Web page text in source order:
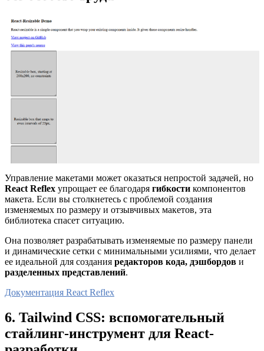
Управление макетами может оказаться непростой задачей, но
React Reflex упрощает ее благодаря гибкости компонентов
макета. Если вы столкнетесь с проблемой создания
изменяемых по размеру и отзывчивых макетов, эта
библиотека спасет ситуацию.
Она позволяет разрабатывать изменяемые по размеру панели
и динамические сетки с минимальными усилиями, что делает
ее идеальной для создания редакторов кода, дэшбордов и
разделенных представлений.
Документация React Reflex
6. Tailwind CSS: вспомогательный
стайлинг-инструмент для React-